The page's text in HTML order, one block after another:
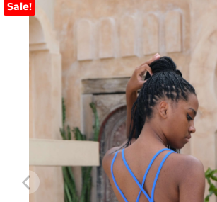
Sale!